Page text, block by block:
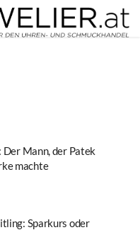
Mann, der Patek
machte
Sparkurs oder